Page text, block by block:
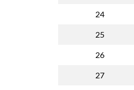
24
25
26
27